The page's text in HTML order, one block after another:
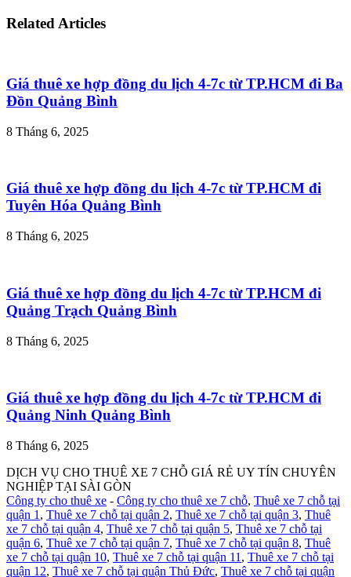
Related Articles
Giá thuê xe hợp đồng du lịch 4-7c từ TP.HCM đi Ba
Đồn Quảng Bình
8 Tháng 6, 2025
Giá thuê xe hợp đồng du lịch 4-7c từ TP.HCM đi
Tuyên Hóa Quảng Bình
8 Tháng 6, 2025
Giá thuê xe hợp đồng du lịch 4-7c từ TP.HCM đi
Quảng Trạch Quảng Bình
8 Tháng 6, 2025
Giá thuê xe hợp đồng du lịch 4-7c từ TP.HCM đi
Quảng Ninh Quảng Bình
8 Tháng 6, 2025
DỊCH VỤ CHO THUÊ XE 7 CHỖ GIÁ RẺ UY TÍN CHUYÊN
NGHIỆP TẠI SÀI GÒN
Công ty cho thuê xe - Công ty cho thuê xe 7 chỗ, Thuê xe 7 chỗ tại
quận 1 , Thuê xe 7 chỗ tại quận 2, Thuê xe 7 chỗ tại quận 3, Thuê
xe 7 chỗ tại quận 4, Thuê xe 7 chỗ tại quận 5, Thuê xe 7 chỗ tại
quận 6, Thuê xe 7 chỗ tại quận 7, Thuê xe 7 chỗ tại quận 8, Thuê
xe 7 chỗ tại quận 10, Thuê xe 7 chỗ tại quận 11 , Thuê xe 7 chỗ tại
quận 12, Thuê xe 7 chỗ tại quận Thủ Đức, Thuê xe 7 chỗ tại quận